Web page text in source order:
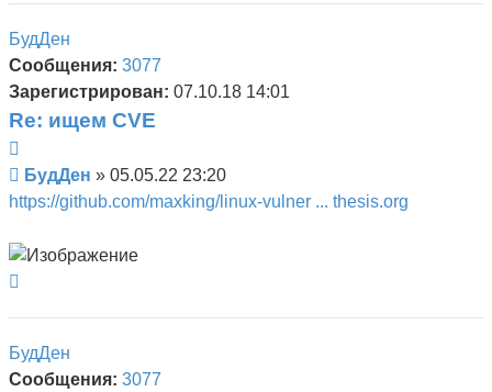
БудДен
Сообщения: 3077
Зарегистрирован: 07.10.18 14:01
Re: ищем CVE
Сообщение
БудДен » 05.05.22 23:20
https://github.com/maxking/linux-vulner ... thesis.org
БудДен
Сообщения: 3077